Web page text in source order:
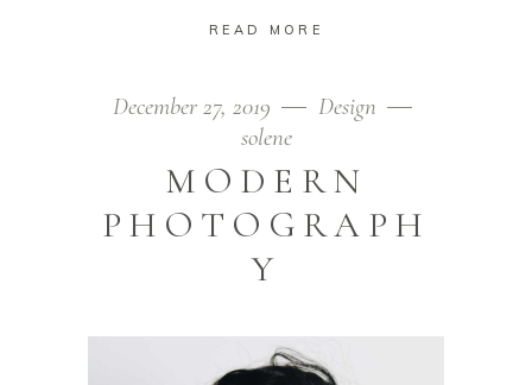
READ MORE
December 27, 2019
Design
solene
MODERN
PHOTOGRAPH
Y